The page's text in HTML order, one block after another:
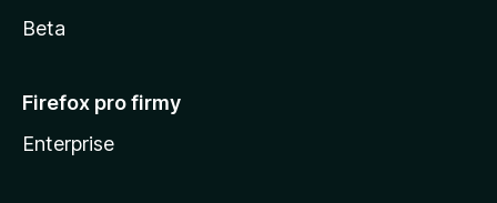
Beta
Firefox pro firmy
Enterprise